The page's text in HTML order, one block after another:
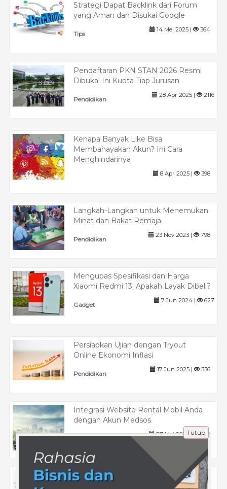
Strategi Dapat Backlink dari Forum
yang Aman dan Disukai Google
Tips
14 Mei 2025 | 364
Pendaftaran PKN STAN 2026 Resmi
Dibuka! Ini Kuota Tiap Jurusan
Pendidikan
28 Apr 2025 | 2116
Kenapa Banyak Like Bisa
Membahayakan Akun? Ini Cara
Menghindarinya
8 Apr 2025 | 398
Langkah-Langkah untuk Menemukan
Minat dan Bakat Remaja
Pendidikan
23 Nov 2023 | 798
Mengupas Spesifikasi dan Harga
Xiaomi Redmi 13: Apakah Layak Dibeli?
Gadget
7 Jun 2024 | 627
Persiapkan Ujian dengan Tryout
Online Ekonomi Inflasi
Pendidikan
17 Jun 2025 | 336
Integrasi Website Rental Mobil Anda
dengan Akun Medsos
Tips
27 Mei 2025 | 332
Kelebihan Menggunakan Jasa SEO
Murah resolusiweb untuk Bisnis Online
Tutup